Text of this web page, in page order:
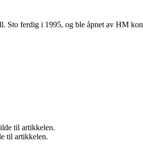
Sto ferdig i 1995, og ble åpnet av HM
til artikkelen.